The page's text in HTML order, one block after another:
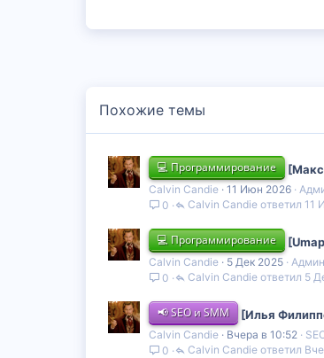
Похожие темы
💻 Программирование [Макс
Calvin Candie 11 Июн 2026
0
11
Calvin Candie
💻 Программирование
Calvin Candie 5 Дек 2025
0
5
Calvin Candie
📢 SEO и SMM [Илья
Calvin Candie Вчера в 10:52
0
Calvin Candie